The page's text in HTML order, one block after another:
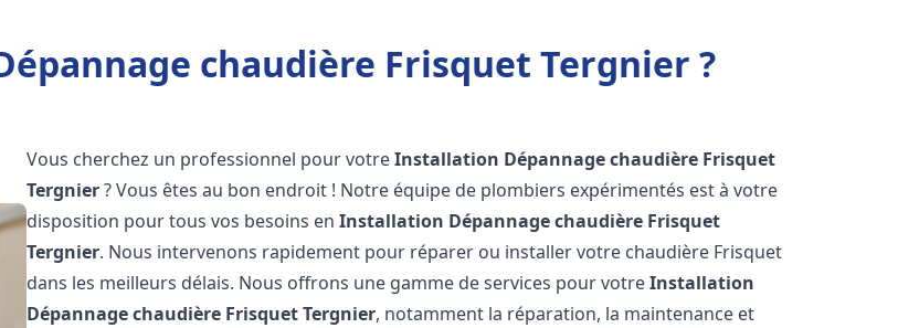
chaudière Frisquet Tergnier ?
Vous cherchez un professionnel pour votreInstallation Dépannage chaudière Frisquet
Tergnier? Vous êtes au bon endroit ! Notre équipe de plombiers expérimentés est à votre
disposition pour tous vos besoins enInstallation Dépannage chaudière Frisquet
Tergnier. Nous intervenons rapidement pour réparer ou installer votre chaudière Frisquet
dans les meilleurs délais. Nous offrons une gamme de services pour votreInstallation
Dépannage chaudière FrisquetTergnier, notamment la réparation, la maintenance et